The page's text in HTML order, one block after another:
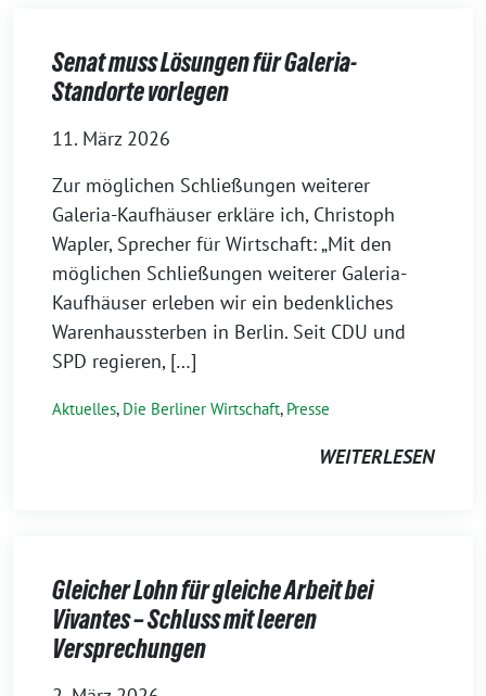
Senat muss Lösungen für Galeria-
Standorte vorlegen
11. März 2026
Zur möglichen Schließungen weiterer
Galeria-Kaufhäuser erkläre ich, Christoph
Wapler, Sprecher für Wirtschaft: „Mit den
möglichen Schließungen weiterer Galeria-
Kaufhäuser erleben wir ein bedenkliches
Warenhaussterben in Berlin. Seit CDU und
SPD regieren, […]
Aktuelles, Die Berliner Wirtschaft, Presse
WEITERLESEN
Gleicher Lohn für gleiche Arbeit bei
Vivantes – Schluss mit leeren
Versprechungen